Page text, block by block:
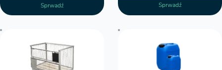
Sprwadź Sprwadź
Gitterboxy